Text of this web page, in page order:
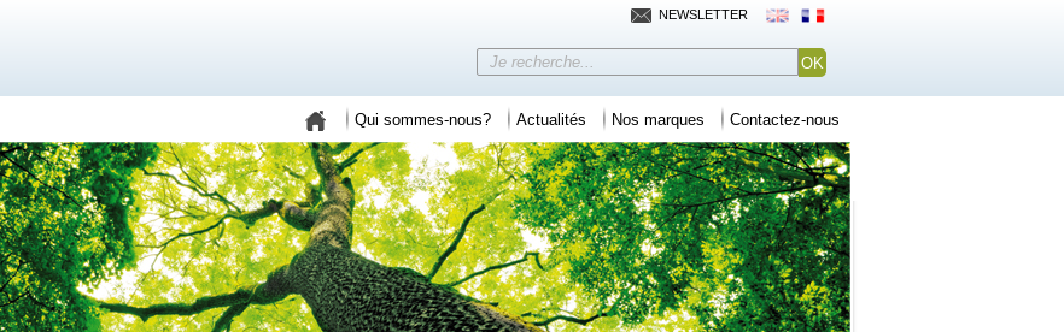
NEWSLETTER
Qui sommes-nous? Actualités Nos marques Contactez-nous